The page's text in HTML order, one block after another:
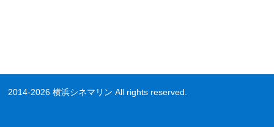
2014-2026 横浜シネマリン All rights reserved.